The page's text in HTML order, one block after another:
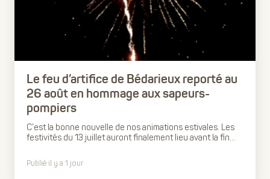
Le feu d’artifice de Bédarieux reporté au
26 août en hommage aux sapeurs-
pompiers
C’est la bonne nouvelle de nos animations estivales. Les
festivités du 13 juillet auront finalement lieu avant la fin...
Publié il y a 1 jour